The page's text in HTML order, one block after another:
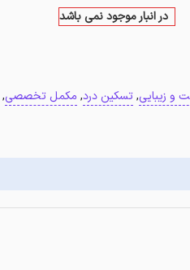
در انبار موجود نمی باشد
و زیبایی, تسکین درد, مکمل تخصصی,